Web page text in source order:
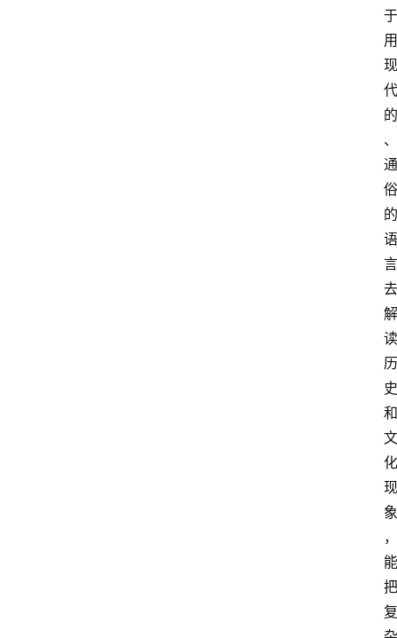
于
用
现
代
的
、
通
俗
的
语
言
去
解
读
历
史
和
文
化
现
象
，
能
把
复